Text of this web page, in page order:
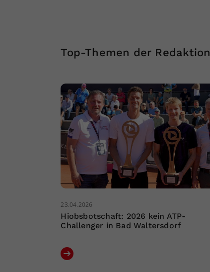
Top-Themen der Redaktion
23.04.2026
Hiobsbotschaft: 2026 kein ATP-
Challenger in Bad Waltersdorf